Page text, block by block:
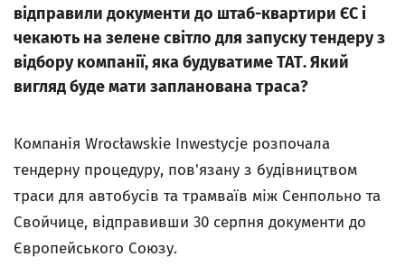
відправили документи до штаб-квартири ЄС і
чекають на зелене світло для запуску тендеру з
відбору компанії, яка будуватиме ТАТ. Який
вигляд буде мати запланована траса?
Компанія Wrocławskie Inwestycje розпочала
тендерну процедуру, пов'язану з будівництвом
траси для автобусів та трамваїв між Сенпольно та
Свойчице, відправивши 30 серпня документи до
Європейського Союзу.